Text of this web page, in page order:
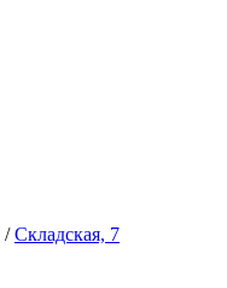
/Складская, 7